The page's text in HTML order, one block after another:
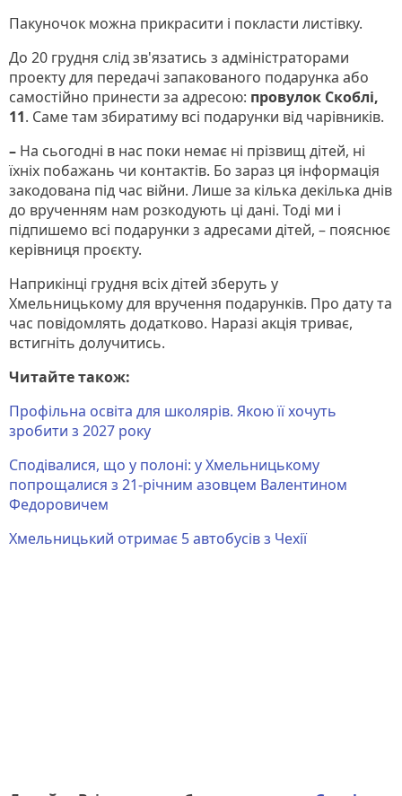
Пакуночок можна прикрасити і покласти листівку.
До 20 грудня слід зв'язатись з адміністраторами
проекту для передачі запакованого подарунка або
самостійно принести за адресою: провулок Скоблі,
11. Саме там збиратиму всі подарунки від чарівників.
– На сьогодні в нас поки немає ні прізвищ дітей, ні
їхніх побажань чи контактів. Бо зараз ця інформація
закодована під час війни. Лише за кілька декілька днів
до врученням нам розкодують ці дані. Тоді ми і
підпишемо всі подарунки з адресами дітей, – пояснює
керівниця проєкту.
Наприкінці грудня всіх дітей зберуть у
Хмельницькому для вручення подарунків. Про дату та
час повідомлять додатково. Наразі акція триває,
встигніть долучитись.
Читайте також:
Профільна освіта для школярів. Якою її хочуть
зробити з 2027 року
Сподівалися, що у полоні: у Хмельницькому
попрощалися з 21-річним азовцем Валентином
Федоровичем
Хмельницький отримає 5 автобусів з Чехії